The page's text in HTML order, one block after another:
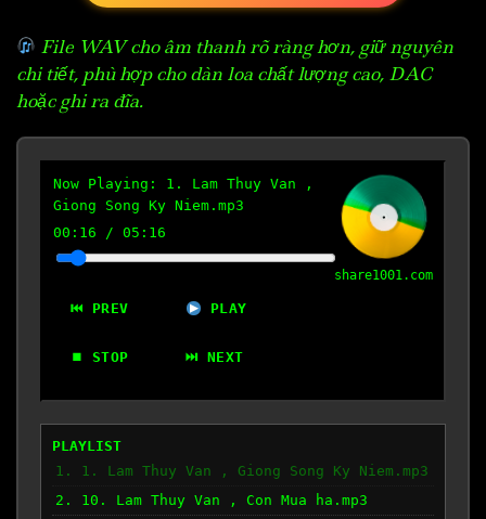
File WAV cho âm thanh rõ ràng hơn, giữ nguyên
chi tiết, phù hợp cho dàn loa chất lượng cao, DAC
hoặc ghi ra đĩa.
Now Playing: 1. Lam Thuy Van ,
Giong Song Ky Niem.mp3
00:17 / 05:16
⏮ PREV PLAY
⏹ STOP ⏭ NEXT
share1001.com
PLAYLIST
1. 1. Lam Thuy Van , Giong Song Ky Niem.mp3
2. 10. Lam Thuy Van , Con Mua ha.mp3